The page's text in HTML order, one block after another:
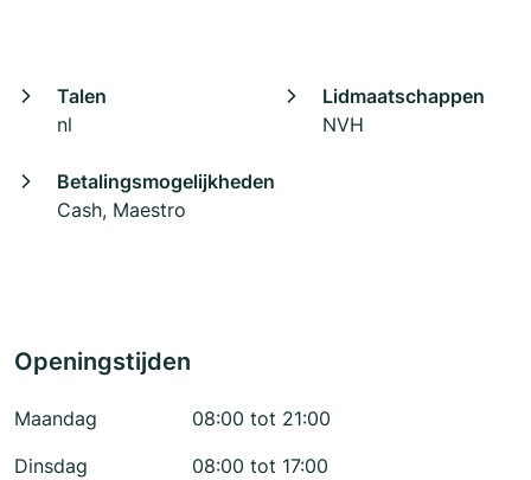
Talen
nl
Lidmaatschappen
NVH
Betalingsmogelijkheden
Cash, Maestro
Openingstijden
Maandag
08:00 tot 21:00
Dinsdag
08:00 tot 17:00